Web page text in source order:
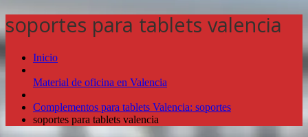
soportes para tablets valencia
Inicio
Material de oficina en Valencia
Complementos para tablets Valencia: soportes
soportes para tablets valencia